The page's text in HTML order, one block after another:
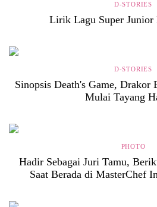
D-STORIES
Lirik Lagu Super Junior
D-STORIES
Sinopsis Death's Game, Drakor
Mulai Tayang
PHOTO
Hadir Sebagai Juri Tamu,
Saat Berada di MasterChef